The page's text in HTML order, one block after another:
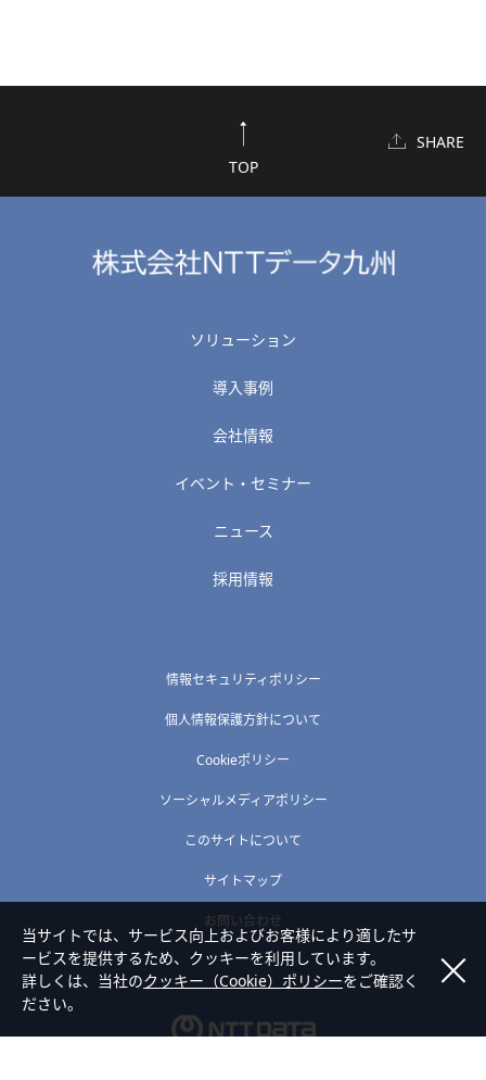
TOP
SHARE
ソリューション
導入事例
会社情報
イベント・セミナー
ニュース
採用情報
情報セキュリティポリシー
個人情報保護方針について
Cookieポリシー
ソーシャルメディアポリシー
このサイトについて
サイトマップ
お問い合わせ
当サイトでは、サービス向上およびお客様により適したサ
ービスを提供するため、クッキーを利用しています。
詳しくは、当社のクッキー（Cookie）ポリシーをご確認く
ださい。